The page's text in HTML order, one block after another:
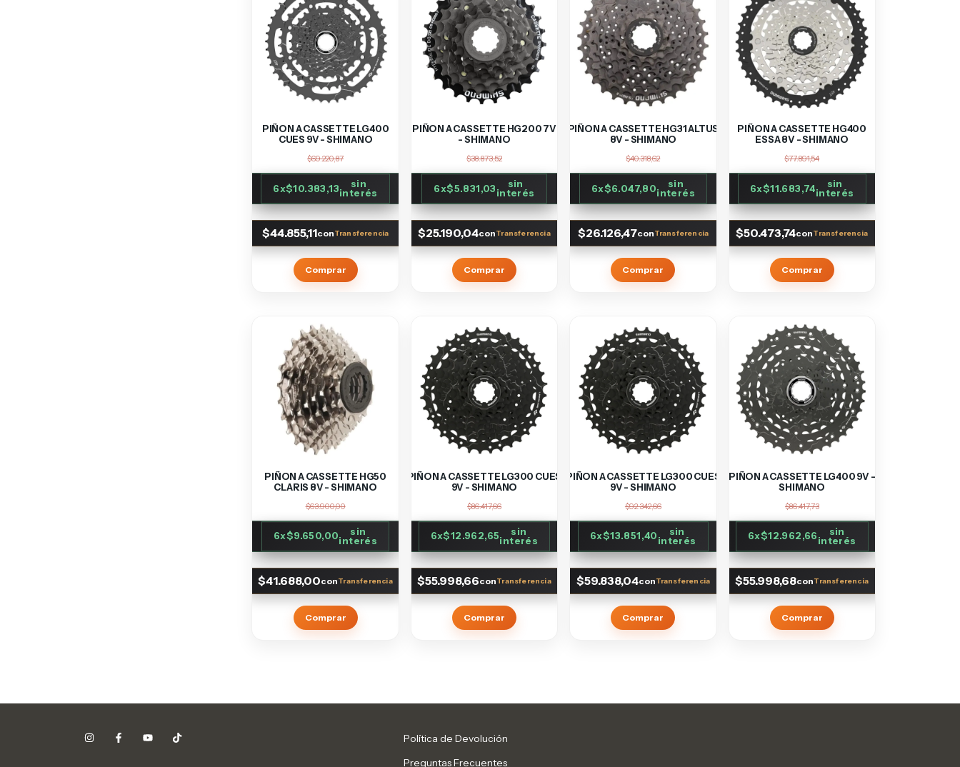
PIÑON A CASSETTE LG400
CUES 9V - SHIMANO
$69.220,87
6x$10.383,13
sin
interés
$44.855,11con
Comprar
PIÑON A CASSETTE HG200 7V
- SHIMANO
$38.873,52
6x$5.831,03
sin
interés
$25.190,04con
Comprar
PIÑON A CASSETTE HG31 ALTUS
8V - SHIMANO
$40.318,62
6x$6.047,80
sin
interés
$26.126,47con
Comprar
PIÑON A CASSETTE HG400
ESSA 8V - SHIMANO
$77.891,54
6x$11.683,74
sin
interés
$50.473,74con
Comprar
PIÑON A CASSETTE HG50
CLARIS 8V - SHIMANO
$63.900,00
6x$9.650,00
sin
interés
$41.688,00con
Comprar
PIÑON A CASSETTE LG300 CUES
9V - SHIMANO
$86.417,66
6x$12.962,65
sin
interés
$55.998,66con
Comprar
PIÑON A CASSETTE LG300 CUES
9V - SHIMANO
$92.342,66
6x$13.851,40
sin
interés
$59.838,04con
Comprar
PIÑON A CASSETTE LG400 9V -
SHIMANO
$86.417,73
6x$12.962,66
sin
interés
$55.998,68con
Comprar
Política de Devolución
Preguntas Frecuentes